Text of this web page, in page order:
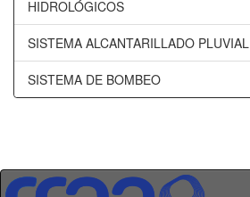
HIDROLÓGICOS
SISTEMA ALCANTARILLADO PLUVIAL
SISTEMA DE BOMBEO